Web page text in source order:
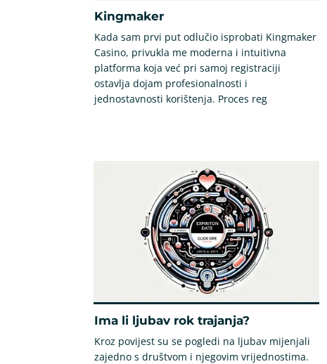
Kingmaker
Kada sam prvi put odlučio isprobati Kingmaker
Casino, privukla me moderna i intuitivna
platforma koja već pri samoj registraciji
ostavlja dojam profesionalnosti i
jednostavnosti korištenja. Proces reg
Ima li ljubav rok trajanja?
Kroz povijest su se pogledi na ljubav mijenjali
zajedno s društvom i njegovim vrijednostima.